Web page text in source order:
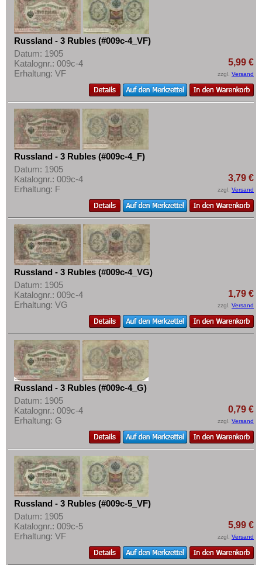
Russland - 3 Rubles (#009c-4_VF)
Datum: 1905
Katalognr.: 009c-4
Erhaltung: VF
5,99 €
zzgl. Versand
Russland - 3 Rubles (#009c-4_F)
Datum: 1905
Katalognr.: 009c-4
Erhaltung: F
3,79 €
zzgl. Versand
Russland - 3 Rubles (#009c-4_VG)
Datum: 1905
Katalognr.: 009c-4
Erhaltung: VG
1,79 €
zzgl. Versand
Russland - 3 Rubles (#009c-4_G)
Datum: 1905
Katalognr.: 009c-4
Erhaltung: G
0,79 €
zzgl. Versand
Russland - 3 Rubles (#009c-5_VF)
Datum: 1905
Katalognr.: 009c-5
Erhaltung: VF
5,99 €
zzgl. Versand